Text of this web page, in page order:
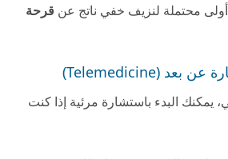
محتملة لنزيف خفي ناتج عن قرحة
البدء باستشارة مرئية إذا كنت